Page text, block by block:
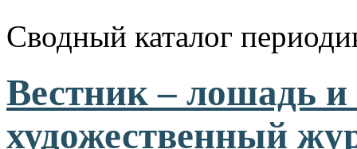
Сводный каталог
Вестник – лошадь
художественный